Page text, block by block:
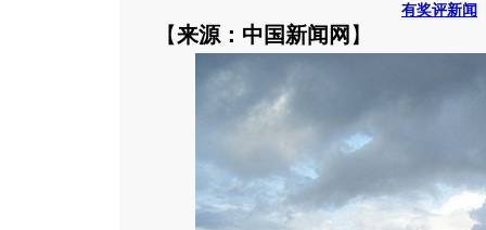
有奖评新闻
【来源：中国新闻网 】